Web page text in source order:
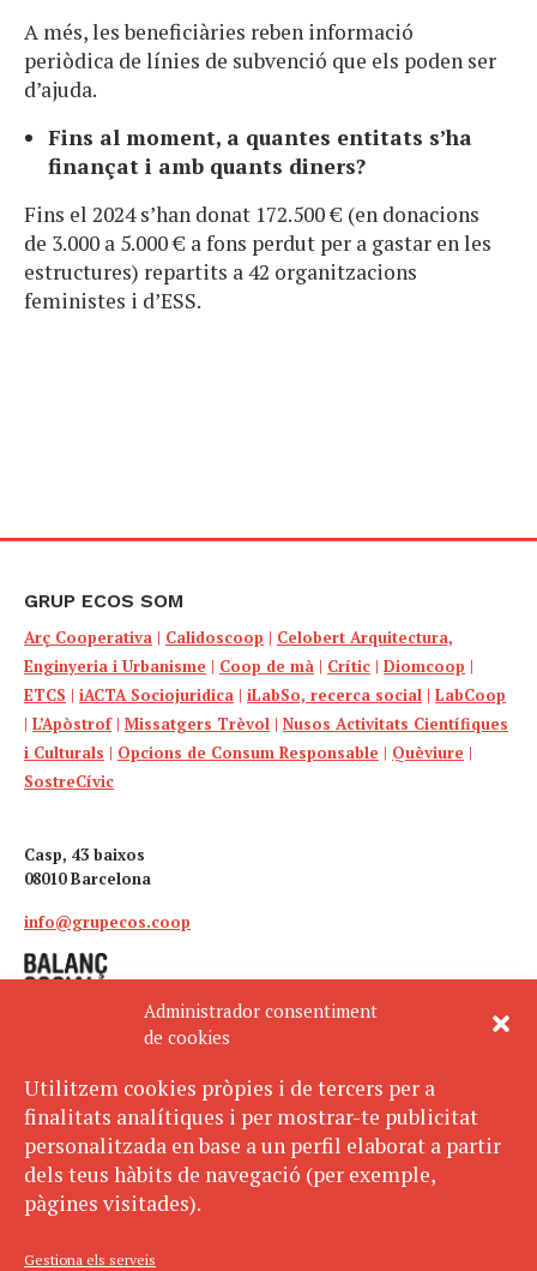
Administrador consentiment
de cookies
Utilitzem cookies pròpies i de tercers per a
finalitats analítiques i per mostrar-te publicitat
personalitzada en base a un perfil elaborat a partir
dels teus hàbits de navegació (per exemple,
pàgines visitades).
Gestiona els serveis
A més, les beneficiàries reben informació
periòdica de línies de subvenció que els poden ser
d’ajuda.
Fins al moment, a quantes entitats s’ha
finançat i amb quants diners?
Fins el 2024 s’han donat 172.500 € (en donacions
de 3.000 a 5.000 € a fons perdut per a gastar en les
estructures) repartits a 42 organitzacions
feministes i d’ESS.
GRUP ECOS SOM
Arç Cooperativa | Calidoscoop | Celobert Arquitectura,
Enginyeria i Urbanisme | Coop de mà | Crític | Diomcoop |
ETCS | iACTA Sociojuridica | iLabSo, recerca social | LabCoop
| L’Apòstrof| Missatgers Trèvol | Nusos Activitats Científiques
i Culturals | Opcions de Consum Responsable | Quèviure |
SostreCívic
Casp, 43 baixos
08010 Barcelona
info@grupecos.coop
Avís legal
Política de privacitat
Política de cookies
SUBSCRIU-TE
AL BUTLLETÍ